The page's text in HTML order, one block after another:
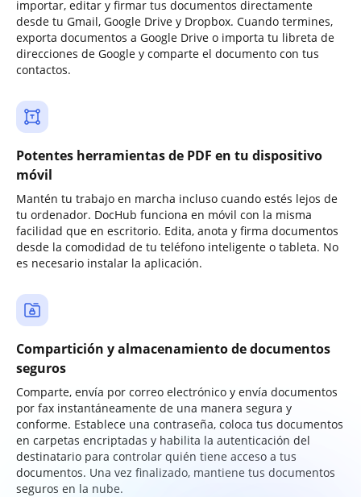
importar, editar y firmar tus documentos directamente
desde tu Gmail, Google Drive y Dropbox. Cuando termines,
exporta documentos a Google Drive o importa tu libreta de
direcciones de Google y comparte el documento con tus
contactos.
Potentes herramientas de PDF en tu dispositivo
móvil
Mantén tu trabajo en marcha incluso cuando estés lejos de
tu ordenador. DocHub funciona en móvil con la misma
facilidad que en escritorio. Edita, anota y firma documentos
desde la comodidad de tu teléfono inteligente o tableta. No
es necesario instalar la aplicación.
Compartición y almacenamiento de documentos
seguros
Comparte, envía por correo electrónico y envía documentos
por fax instantáneamente de una manera segura y
conforme. Establece una contraseña, coloca tus documentos
en carpetas encriptadas y habilita la autenticación del
destinatario para controlar quién tiene acceso a tus
documentos. Una vez finalizado, mantiene tus documentos
seguros en la nube.